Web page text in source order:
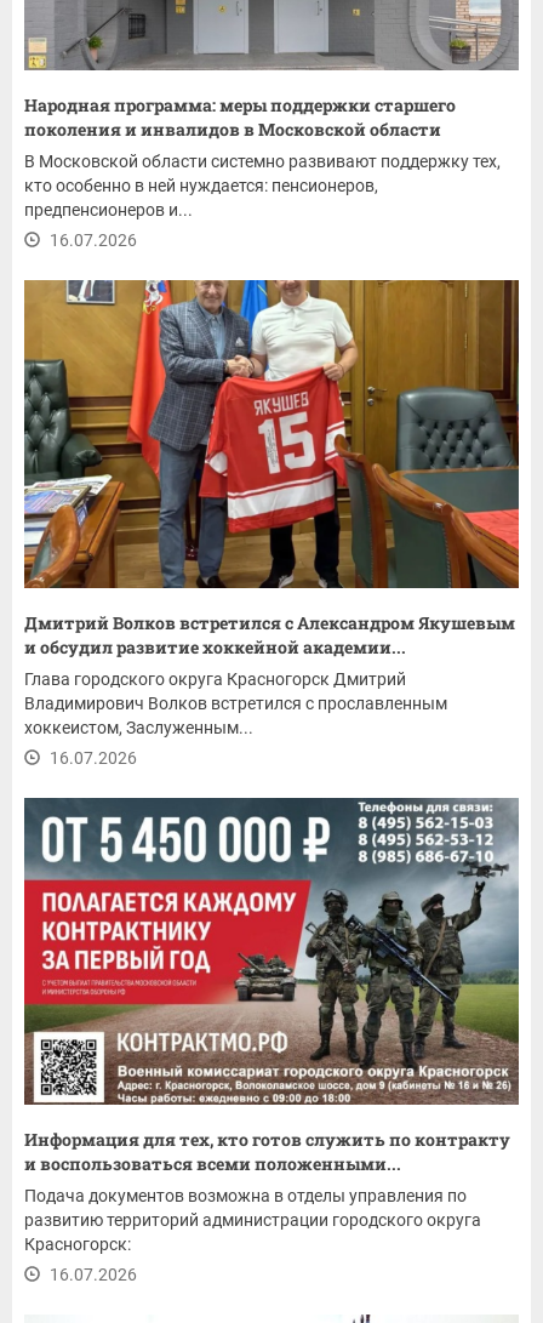
Народная программа: меры поддержки старшего
поколения и инвалидов в Московской области
В Московской области системно развивают поддержку тех,
кто особенно в ней нуждается: пенсионеров,
предпенсионеров и...
16.07.2026
Дмитрий Волков встретился с Александром Якушевым
и обсудил развитие хоккейной академии...
Глава городского округа Красногорск Дмитрий
Владимирович Волков встретился с прославленным
хоккеистом, Заслуженным...
16.07.2026
Информация для тех, кто готов служить по контракту
и воспользоваться всеми положенными...
Подача документов возможна в отделы управления по
развитию территорий администрации городского округа
Красногорск:
16.07.2026